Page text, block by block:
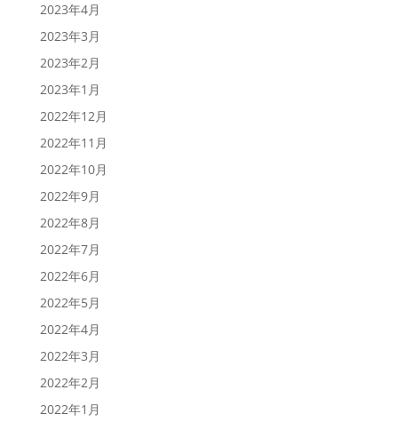
2023年4月
2023年3月
2023年2月
2023年1月
2022年12月
2022年11月
2022年10月
2022年9月
2022年8月
2022年7月
2022年6月
2022年5月
2022年4月
2022年3月
2022年2月
2022年1月